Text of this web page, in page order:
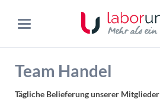
Team Handel
Tägliche Belieferung unserer Mitglieder